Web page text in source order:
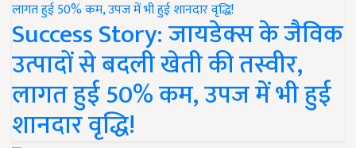
Success Story: जायडेक्स के जैविक
उत्पादों से बदली खेती की तस्वीर,
लागत हुई 50% कम, उपज में भी हुई
शानदार वृद्धि!